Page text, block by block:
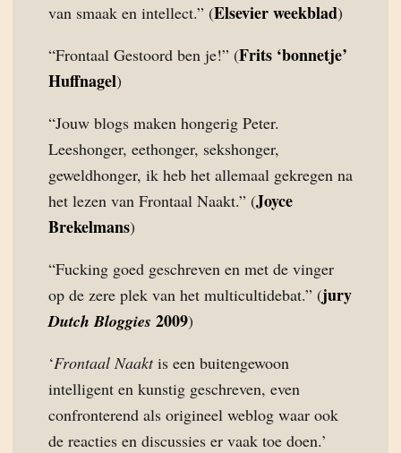
van smaak en intellect.” (Elsevier weekblad)
“Frontaal Gestoord ben je!” (Frits ‘bonnetje’
Huffnagel)
“Jouw blogs maken hongerig Peter.
Leeshonger, eethonger, sekshonger,
geweldhonger, ik heb het allemaal gekregen na
het lezen van Frontaal Naakt.” (Joyce
Brekelmans)
“Fucking goed geschreven en met de vinger
op de zere plek van het multicultidebat.” (jury
Dutch Bloggies 2009)
‘Frontaal Naaktis een buitengewoon
intelligent en kunstig geschreven, even
confronterend als origineel weblog waar ook
de reacties en discussies er vaak toe doen.’